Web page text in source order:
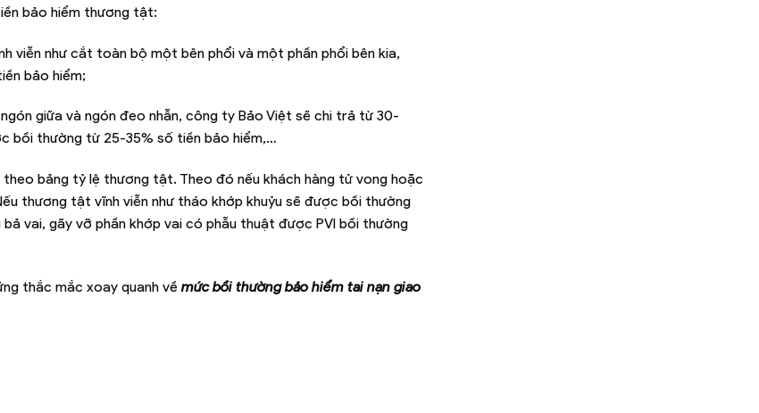
bảo hiểm thương tật:
viễn như cắt toàn bộ một bên phổi và một phần phổi bên kia,
bảo hiểm;
giữa và ngón đeo nhẫn, công ty Bảo Việt sẽ chi trả từ 30-
bồi thường từ 25-35% số tiền bảo hiểm,…
bảng tỷ lệ thương tật. Theo đó nếu khách hàng tử vong hoặc
thương tật vĩnh viễn như tháo khớp khuỷu sẽ được bồi thường
vai, gãy vỡ phần khớp vai có phẫu thuật được PVI bồi thường
thắc mắc xoay quanh về mức bồi thường bảo hiểm tai nạn giao